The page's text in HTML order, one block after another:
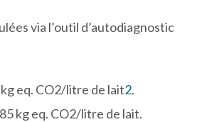
via l’outil d’autodiagnostic
eq. CO2/litre de lait2.
kg eq. CO2/litre de lait.